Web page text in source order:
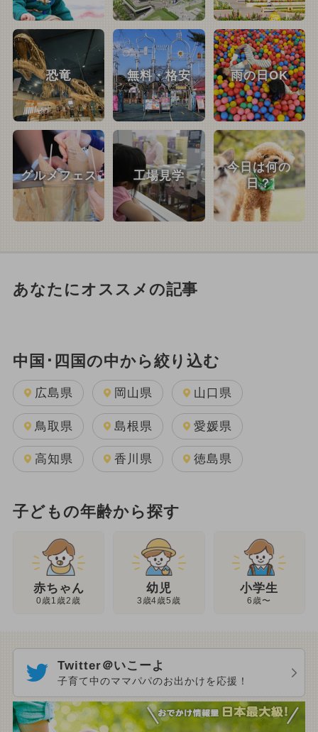
恐竜 無料・格安 雨の日OK
グルメフェス 工場見学
今日は何の
日？
あなたにオススメの記事
中国･四国の中から絞り込む
広島県 岡山県 山口県
鳥取県 島根県 愛媛県
高知県 香川県 徳島県
子どもの年齢から探す
赤ちゃん
0歳1歳2歳
幼児
3歳4歳5歳
小学生
6歳〜
Twitter＠いこーよ
子育て中のママパパのお出かけを応援！